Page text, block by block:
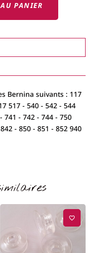
PANIER
Bernina suivants : 117
517 - 540 - 542 - 544
741 - 742 - 744 - 750
- 850 - 851 - 852 940